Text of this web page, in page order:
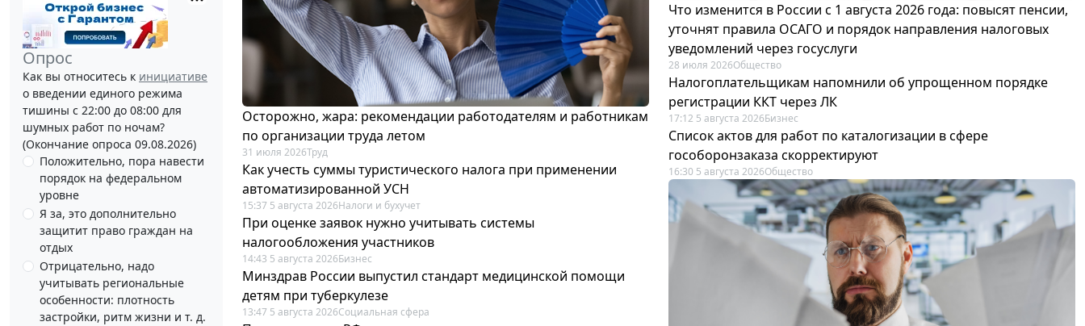
Опрос
Как вы относитесь к инициативе
о введении единого режима
тишины с 22:00 до 08:00 для
шумных работ по ночам?
(Окончание опроса 09.08.2026)
Положительно, пора навести
порядок на федеральном
уровне
Я за, это дополнительно
защитит право граждан на
отдых
Отрицательно, надо
учитывать региональные
особенности: плотность
застройки, ритм жизни и т. д.
Осторожно, жара: рекомендации работодателям и работникам
по организации труда летом
31 июля 2026Труд
Как учесть суммы туристического налога при применении
автоматизированной УСН
15:37 5 августа 2026Налоги и бухучет
При оценке заявок нужно учитывать системы
налогообложения участников
14:43 5 августа 2026Бизнес
Минздрав России выпустил стандарт медицинской помощи
детям при туберкулезе
13:47 5 августа 2026Социальная сфера
Что изменится в России с 1 августа 2026 года: повысят пенсии,
уточнят правила ОСАГО и порядок направления налоговых
уведомлений через госуслуги
28 июля 2026Общество
Налогоплательщикам напомнили об упрощенном порядке
регистрации ККТ через ЛК
17:12 5 августа 2026Бизнес
Список актов для работ по каталогизации в сфере
гособоронзаказа скорректируют
16:30 5 августа 2026Общество